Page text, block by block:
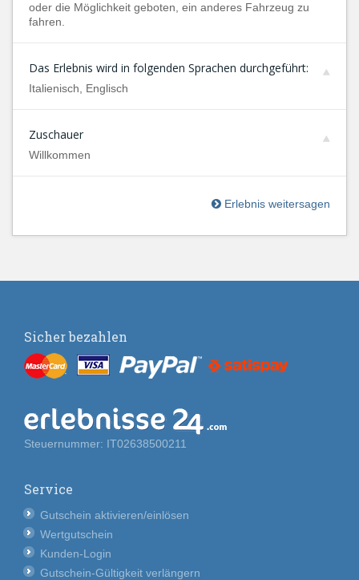
oder die Möglichkeit geboten, ein anderes Fahrzeug zu
fahren.
Das Erlebnis wird in folgenden Sprachen durchgeführt:
Italienisch, Englisch
Zuschauer
Willkommen
Erlebnis weitersagen
Sicher bezahlen
Steuernummer: IT02638500211
Service
Gutschein aktivieren/einlösen
Wertgutschein
Kunden-Login
Gutschein-Gültigkeit verlängern